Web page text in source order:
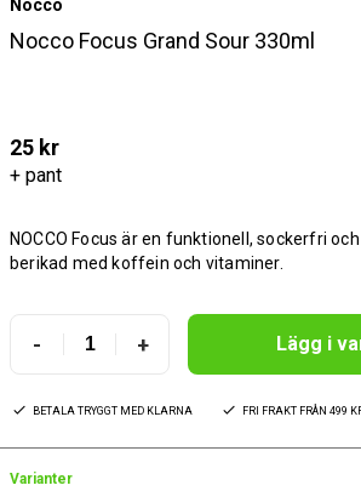
Nocco
Nocco Focus Grand Sour 330ml
25 kr
+ pant
NOCCO Focus är en funktionell, sockerfri
berikad med koffein och vitaminer.
- + Lägg i
BETALA TRYGGT MED KLARNA FRI FRAKT FRÅN 499
Varianter